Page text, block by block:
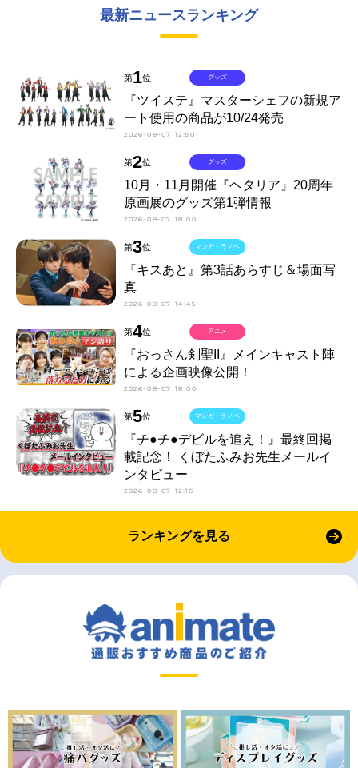
最新ニュースランキング
第1位
『ツイステ』マスターシェフの新規ア
ート使用の商品が10/24発売
2026-08-07 12:50
グッズ
第2位
10月・11月開催『ヘタリア』20周年
原画展のグッズ第1弾情報
2026-08-07 18:00
グッズ
第3位
『キスあと』第3話あらすじ＆場面写
真
2026-08-07 14:45
マンガ・ラノベ
第4位
『おっさん剣聖II』メインキャスト陣
による企画映像公開！
2026-08-07 18:00
アニメ
第5位
『チ●チ●デビルを追え！』最終回掲
載記念！ くぼたふみお先生メールイ
ンタビュー
2026-08-07 12:15
マンガ・ラノベ
ランキングを見る